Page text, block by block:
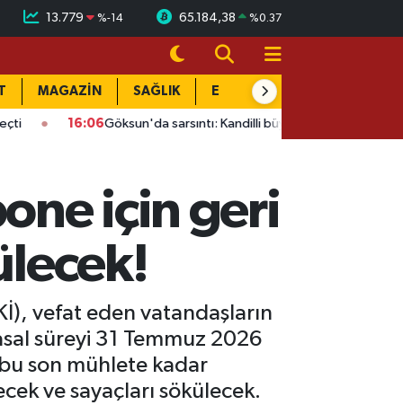
13.779 %-14 65.184,38 %0.37
MAGAZİN SAĞLIK EĞİTİM
16:06Göksun'da sarsıntı: Kandilli büyüklüğü açıkladı
için geri
vefat eden vatandaşların
süreyi 31 Temmuz 2026
son mühlete kadar
ve sayaçları sökülecek.